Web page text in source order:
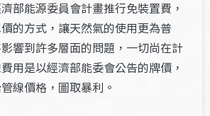
部能源委員會計畫推行免裝置費，
的方式，讓天然氣的使用更為普
響到許多層面的問題，一切尚在計
用是以經濟部能委會公告的牌價，
線價格，圖取暴利。